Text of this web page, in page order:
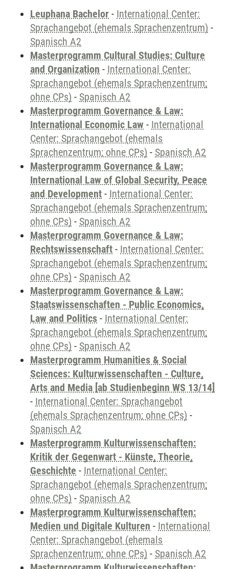
Leuphana Bachelor - International Center:
Sprachangebot (ehemals Sprachenzentrum) -
Spanisch A2
Masterprogramm Cultural Studies: Culture
and Organization - International Center:
Sprachangebot (ehemals Sprachenzentrum;
ohne CPs) - Spanisch A2
Masterprogramm Governance & Law:
International Economic Law - International
Center: Sprachangebot (ehemals
Sprachenzentrum; ohne CPs) - Spanisch A2
Masterprogramm Governance & Law:
International Law of Global Security, Peace
and Development - International Center:
Sprachangebot (ehemals Sprachenzentrum;
ohne CPs) - Spanisch A2
Masterprogramm Governance & Law:
Rechtswissenschaft - International Center:
Sprachangebot (ehemals Sprachenzentrum;
ohne CPs) - Spanisch A2
Masterprogramm Governance & Law:
Staatswissenschaften - Public Economics,
Law and Politics - International Center:
Sprachangebot (ehemals Sprachenzentrum;
ohne CPs) - Spanisch A2
Masterprogramm Humanities & Social
Sciences: Kulturwissenschaften - Culture,
Arts and Media [ab Studienbeginn WS 13/14]
- International Center: Sprachangebot
(ehemals Sprachenzentrum; ohne CPs) -
Spanisch A2
Masterprogramm Kulturwissenschaften:
Kritik der Gegenwart - Künste, Theorie,
Geschichte - International Center:
Sprachangebot (ehemals Sprachenzentrum;
ohne CPs) - Spanisch A2
Masterprogramm Kulturwissenschaften:
Medien und Digitale Kulturen - International
Center: Sprachangebot (ehemals
Sprachenzentrum; ohne CPs) - Spanisch A2